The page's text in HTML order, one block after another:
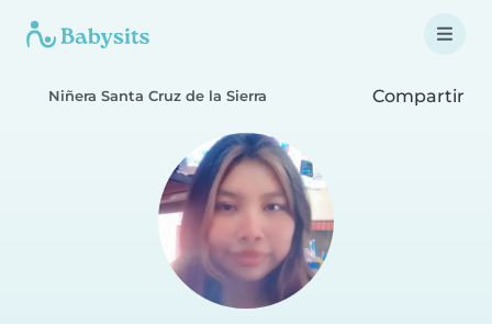
Niñera Santa Cruz de la Sierra Compartir